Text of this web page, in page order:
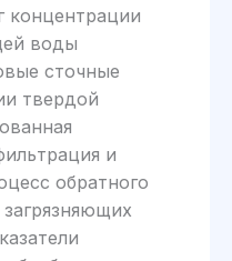
концентрации
воды
сточные
твердой
и
обратного